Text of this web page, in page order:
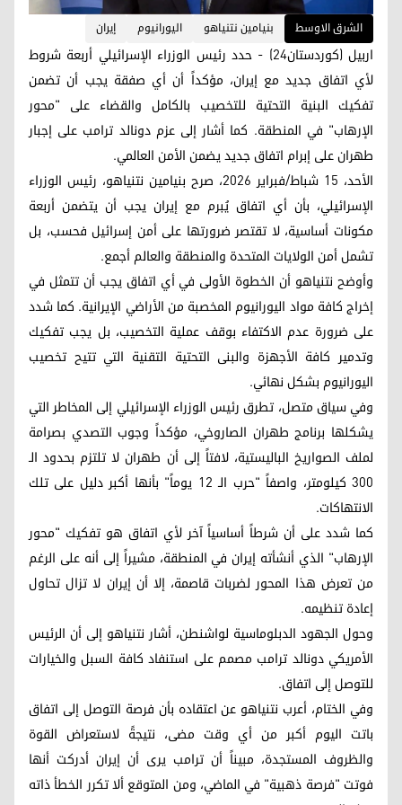
الشرق الاوسط بنيامين نتنياهو اليورانيوم إيران
اربيل (كوردستان24) - حدد رئيس الوزراء الإسرائيلي أربعة شروط
لأي اتفاق جديد مع إيران، مؤكداً أن أي صفقة يجب أن تضمن
تفكيك البنية التحتية للتخصيب بالكامل والقضاء على "محور
الإرهاب" في المنطقة. كما أشار إلى عزم دونالد ترامب على إجبار
طهران على إبرام اتفاق جديد يضمن الأمن العالمي.
الأحد، 15 شباط/فبرایر 2026، صرح بنيامين نتنياهو، رئيس الوزراء
الإسرائيلي، بأن أي اتفاق يُبرم مع إيران يجب أن يتضمن أربعة
مكونات أساسية، لا تقتصر ضرورتها على أمن إسرائيل فحسب، بل
تشمل أمن الولايات المتحدة والمنطقة والعالم أجمع.
وأوضح نتنياهو أن الخطوة الأولى في أي اتفاق يجب أن تتمثل في
إخراج كافة مواد اليورانيوم المخصبة من الأراضي الإيرانية. كما شدد
على ضرورة عدم الاكتفاء بوقف عملية التخصيب، بل يجب تفكيك
وتدمير كافة الأجهزة والبنى التحتية التقنية التي تتيح تخصيب
اليورانيوم بشكل نهائي.
وفي سياق متصل، تطرق رئيس الوزراء الإسرائيلي إلى المخاطر التي
يشكلها برنامج طهران الصاروخي، مؤكداً وجوب التصدي بصرامة
لملف الصواريخ الباليستية، لافتاً إلى أن طهران لا تلتزم بحدود الـ
300 كيلومتر، واصفاً "حرب الـ 12 يوماً" بأنها أكبر دليل على تلك
الانتهاكات.
كما شدد على أن شرطاً أساسياً آخر لأي اتفاق هو تفكيك "محور
الإرهاب" الذي أنشأته إيران في المنطقة، مشيراً إلى أنه على الرغم
من تعرض هذا المحور لضربات قاصمة، إلا أن إيران لا تزال تحاول
إعادة تنظيمه.
وحول الجهود الدبلوماسية لواشنطن، أشار نتنياهو إلى أن الرئيس
الأمريكي دونالد ترامب مصمم على استنفاد كافة السبل والخيارات
للتوصل إلى اتفاق.
وفي الختام، أعرب نتنياهو عن اعتقاده بأن فرصة التوصل إلى اتفاق
باتت اليوم أكبر من أي وقت مضى، نتيجةً لاستعراض القوة
والظروف المستجدة، مبيناً أن ترامب يرى أن إيران أدركت أنها
فوتت "فرصة ذهبية" في الماضي، ومن المتوقع ألا تكرر الخطأ ذاته